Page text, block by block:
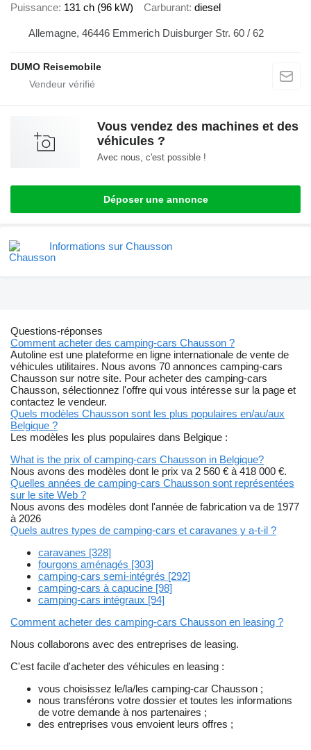
Puissance 131 ch (96 kW) Carburant diesel
Allemagne, 46446 Emmerich Duisburger Str. 60 / 62
DUMO Reisemobile
Vous vendez des machines et des
véhicules ?
Avec nous, c'est possible !
Déposer une annonce
Informations sur Chausson
Questions-réponses
Comment acheter des camping-cars Chausson ?
Autoline est une plateforme en ligne internationale de vente de
véhicules utilitaires. Nous avons 70 annonces camping-cars
Chausson sur notre site. Pour acheter des camping-cars
Chausson, sélectionnez l'offre qui vous intéresse sur la page et
contactez le vendeur.
Quels modèles Chausson sont les plus populaires en/au/aux
Belgique ?
Les modèles les plus populaires dans Belgique :
What is the prix of camping-cars Chausson in Belgique?
Nous avons des modèles dont le prix va 2 560 € à 418 000 €.
Quelles années de camping-cars Chausson sont représentées
sur le site Web ?
Nous avons des modèles dont l'année de fabrication va de 1977
à 2026
Quels autres types de camping-cars et caravanes y a-t-il ?
caravanes [328]
fourgons aménagés [303]
camping-cars semi-intégrés [292]
camping-cars à capucine [98]
camping‐cars intégraux [94]
Comment acheter des camping-cars Chausson en leasing ?
Nous collaborons avec des entreprises de leasing.
C'est facile d'acheter des véhicules en leasing :
vous choisissez le/la/les camping-car Chausson ;
nous transférons votre dossier et toutes les informations
de votre demande à nos partenaires ;
des entreprises vous envoient leurs offres ;